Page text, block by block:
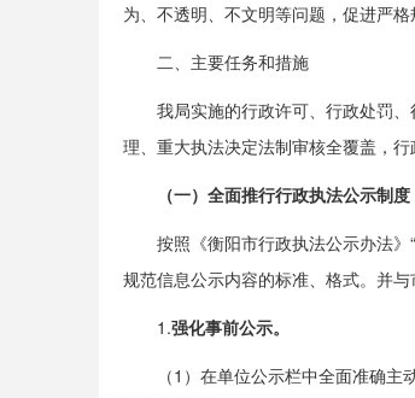
为、不透明、不文明等问题，促进严
二、主要任务和措施
我局实施的行政许可、行政处罚
理、重大执法决定法制审核全覆盖，
（一） 全面推行行政执法公示制度
按照《衡阳市行政执法公示办法
规范信息公示内容的标准、格式。并
1.强化事前公示。
（1）在单位公示栏中全面准确